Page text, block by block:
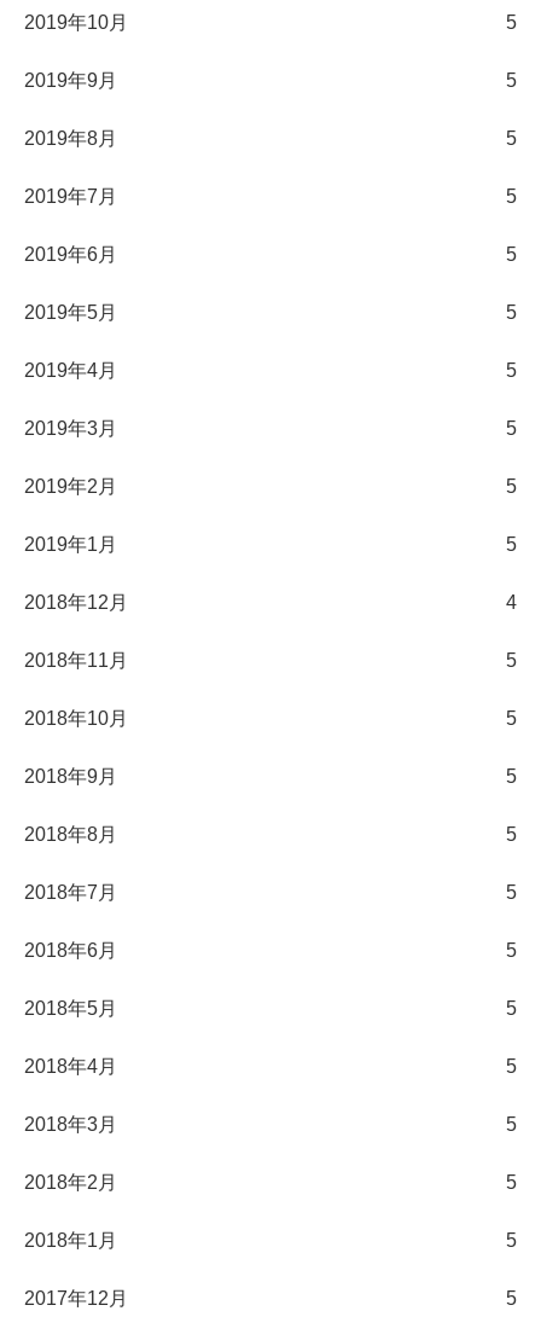
2019年10月 5
2019年9月 5
2019年8月 5
2019年7月 5
2019年6月 5
2019年5月 5
2019年4月 5
2019年3月 5
2019年2月 5
2019年1月 5
2018年12月 4
2018年11月 5
2018年10月 5
2018年9月 5
2018年8月 5
2018年7月 5
2018年6月 5
2018年5月 5
2018年4月 5
2018年3月 5
2018年2月 5
2018年1月 5
2017年12月 5